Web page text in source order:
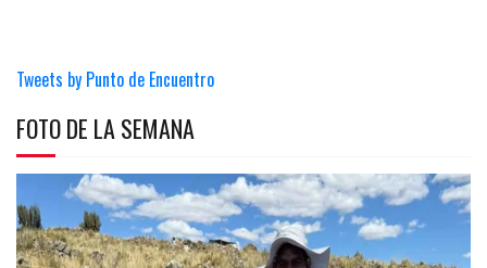
Tweets by Punto de Encuentro
FOTO DE LA SEMANA